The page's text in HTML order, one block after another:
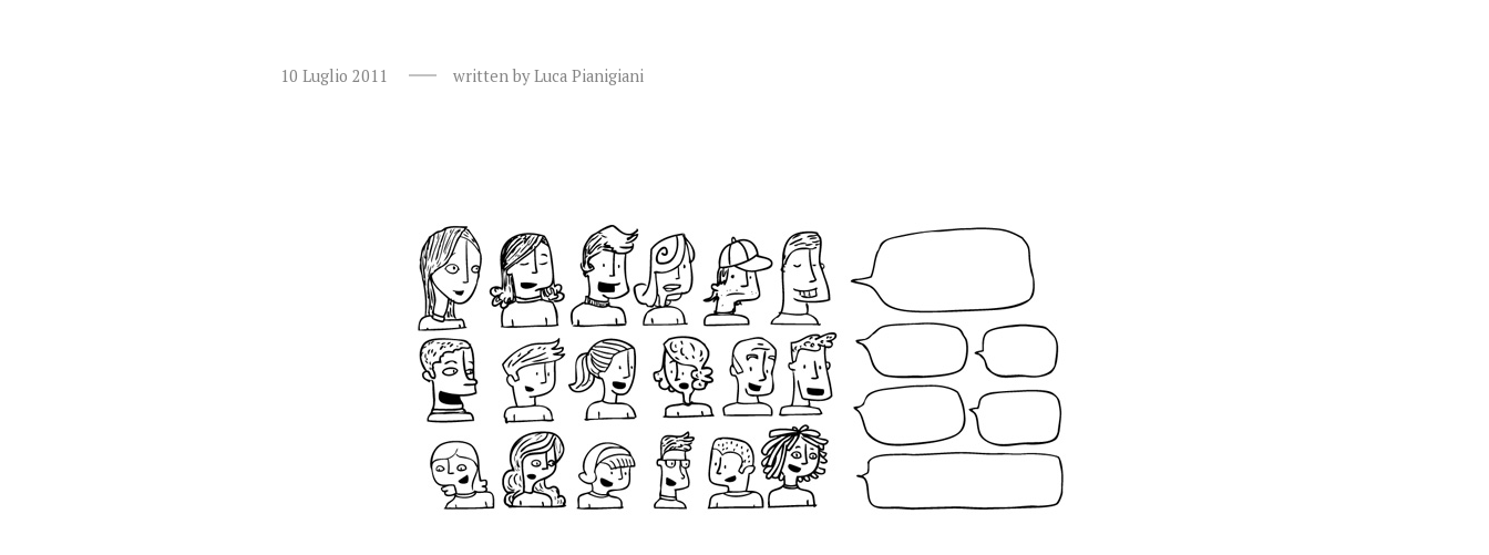
10 Luglio 2011 written byLuca Pianigiani